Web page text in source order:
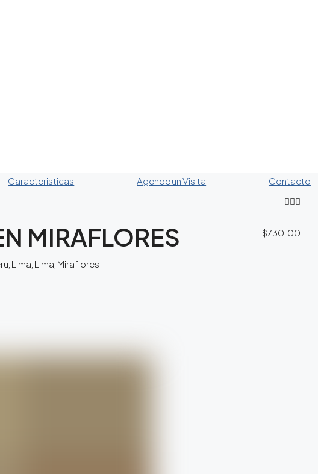
Caracteristicas Agende un Visita
Contacto
MIRAFLORES
Lima, Lima, Miraflores
$730.00